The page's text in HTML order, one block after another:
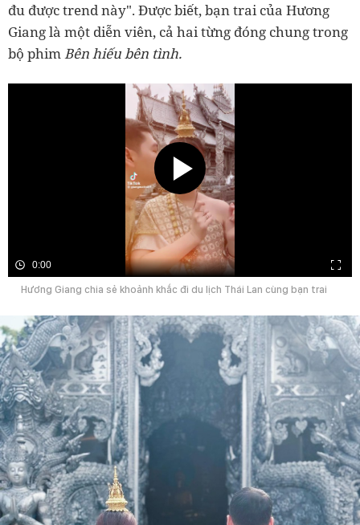
đu được trend này". Được biết, bạn trai của Hương
Giang là một diễn viên, cả hai từng đóng chung trong
bộ phimBên hiếu bên tình.
0:00
Hương Giang chia sẻ khoảnh khắc đi du lịch Thái Lan cùng bạn trai